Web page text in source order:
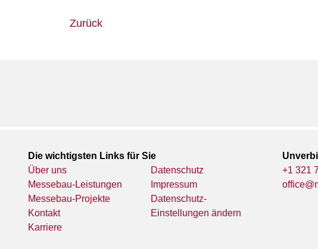
Zurück
Die wichtigsten Links für Sie
Über uns
Messebau-Leistungen
Messebau-Projekte
Kontakt
Karriere
Datenschutz
Impressum
Datenschutz-
Einstellungen ändern
+1 321